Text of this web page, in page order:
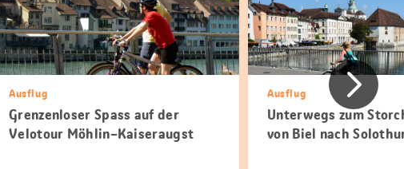
Ausflug
Grenzenloser Spass auf der
Velotour Möhlin–Kaiseraugst
Ausflug
Unterwegs zum
von Biel nach
Vorher